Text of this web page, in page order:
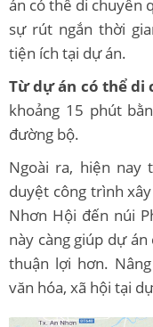
án có thể di chuyển
sự rút ngắn thời
tiện ích tại dự án.
Từ dự án có thể di
khoảng 15 phút
đường bộ.
Ngoài ra, hiện nay
duyệt công trình
Nhơn Hội đến núi
này càng giúp dự
thuận lợi hơn.
văn hóa, xã hội tại